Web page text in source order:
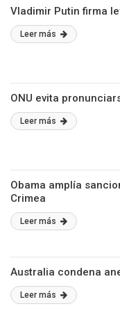
Vladimir Putin firma
Leer más
ONU evita
Leer más
Obama amplía
Crimea
Leer más
Australia condena
Leer más